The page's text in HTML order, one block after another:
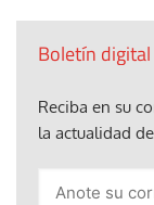
Boletín
Reciba en su
la actualidad